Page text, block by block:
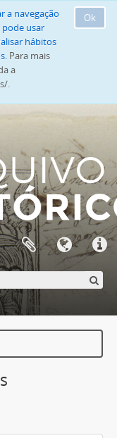
Ok
a navegação
usar
hábitos
Para mais
a
.